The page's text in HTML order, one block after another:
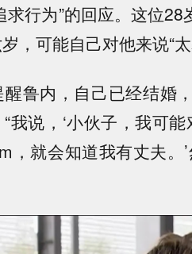
求行为”的回应。这位
，可能自己对他来说“太
鲁内，自己已经结婚
我说，‘小伙子，我可
，就会知道我有丈夫。